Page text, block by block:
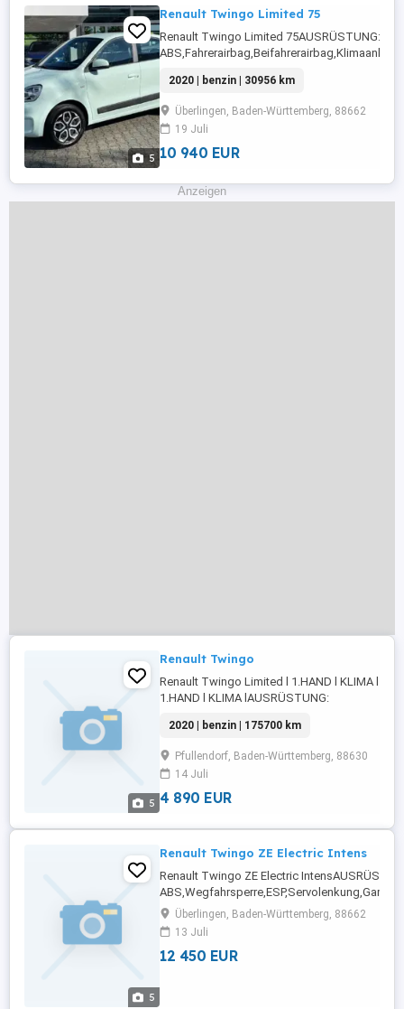
5
Renault Twingo Limited 75
Renault Twingo Limited 75AUSRÜSTUNG:
...
2020 | benzin | 30956 km
Überlingen, Baden-Württemberg, 88662
19 Juli
10 940 EUR
Anzeigen
5
Renault Twingo
Renault Twingo Limited l 1.HAND l KLIMA l.
1.HAND l KLIMA lAUSRÜSTUNG:
...
2020 | benzin | 175700 km
Pfullendorf, Baden-Württemberg, 88630
14 Juli
4 890 EUR
5
Renault Twingo ZE Electric Intens
Renault Twingo ZE Electric
Inspektion: 2027-11-01T00:00:00.000ZDetails:
Infos und KontaktAutoscout24.de
Überlingen, Baden-Württemberg, 88662
13 Juli
12 450 EUR